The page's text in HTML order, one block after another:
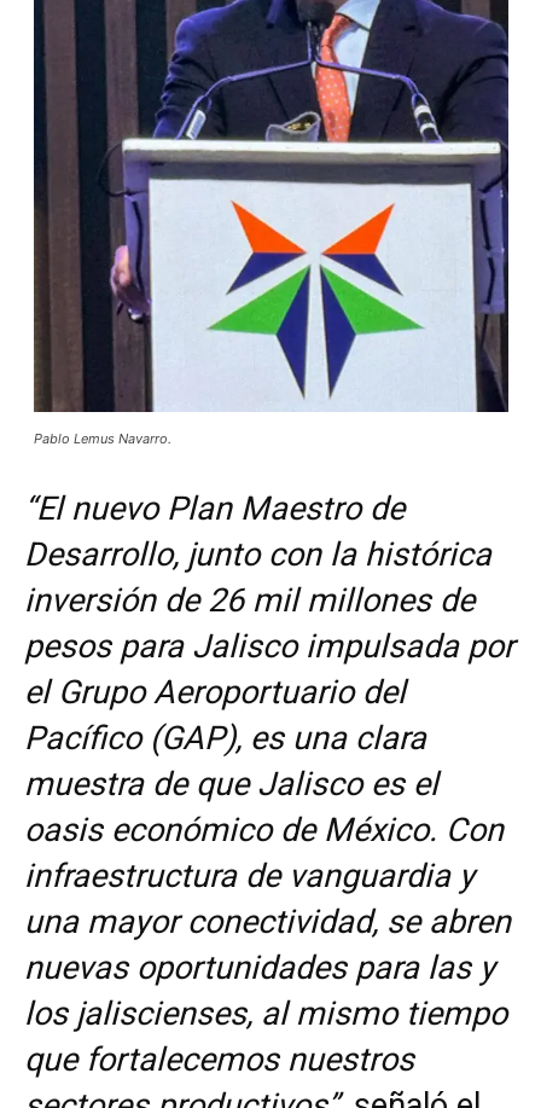
Pablo Lemus Navarro.
“El nuevo Plan Maestro de
Desarrollo, junto con la histórica
inversión de 26 mil millones de
pesos para Jalisco impulsada por
el Grupo Aeroportuario del
Pacífico (GAP), es una clara
muestra de que Jalisco es el
oasis económico de México. Con
infraestructura de vanguardia y
una mayor conectividad, se abren
nuevas oportunidades para las y
los jaliscienses, al mismo tiempo
que fortalecemos nuestros